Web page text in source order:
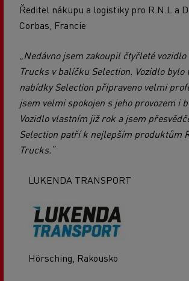
Ředitel nákupu a logistiky pro R.N.L a
Corbas, Francie
„Nedávno jsem zakoupil čtyřleté vozidlo
Trucks v balíčku Selection. Vozidlo bylo
nabídky Selection připraveno velmi
jsem velmi spokojen s jeho provozem i
Vozidlo vlastním již rok a jsem
Selection patří k nejlepším produktům
Trucks.“
LUKENDA TRANSPORT
Hörsching, Rakousko